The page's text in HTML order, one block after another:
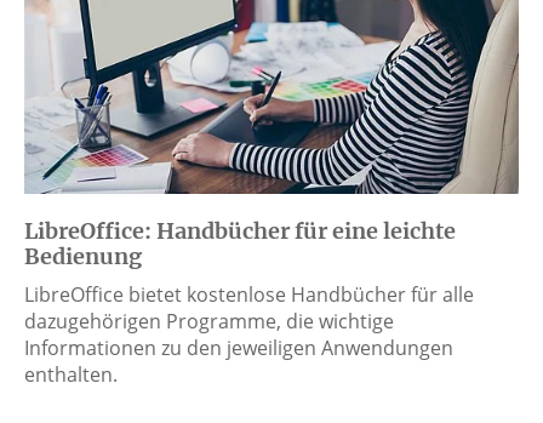
LibreOffice: Handbücher für eine leichte
Bedienung
LibreOffice bietet kostenlose Handbücher für alle
dazugehörigen Programme, die wichtige
Informationen zu den jeweiligen Anwendungen
enthalten.